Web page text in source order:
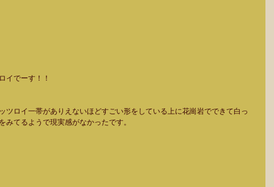
イでーす！！
ツロイ一帯がありえないほどすごい形をしている上に花崗岩でできて白っ
みてるようで現実感がなかったです。